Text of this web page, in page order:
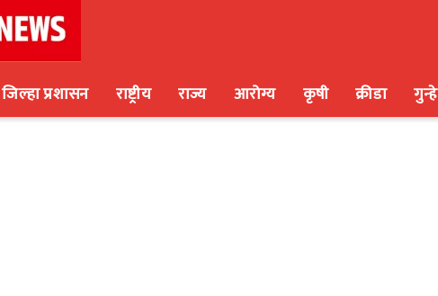
जिल्हा प्रशासन राष्ट्रीय राज्य आरोग्य कृषी क्रीडा गुन्हे